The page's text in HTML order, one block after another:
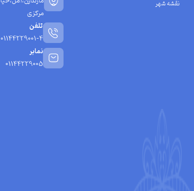
نقشه شهر
مرکزی
تلفن
01144229001-4
نمابر
01144229005